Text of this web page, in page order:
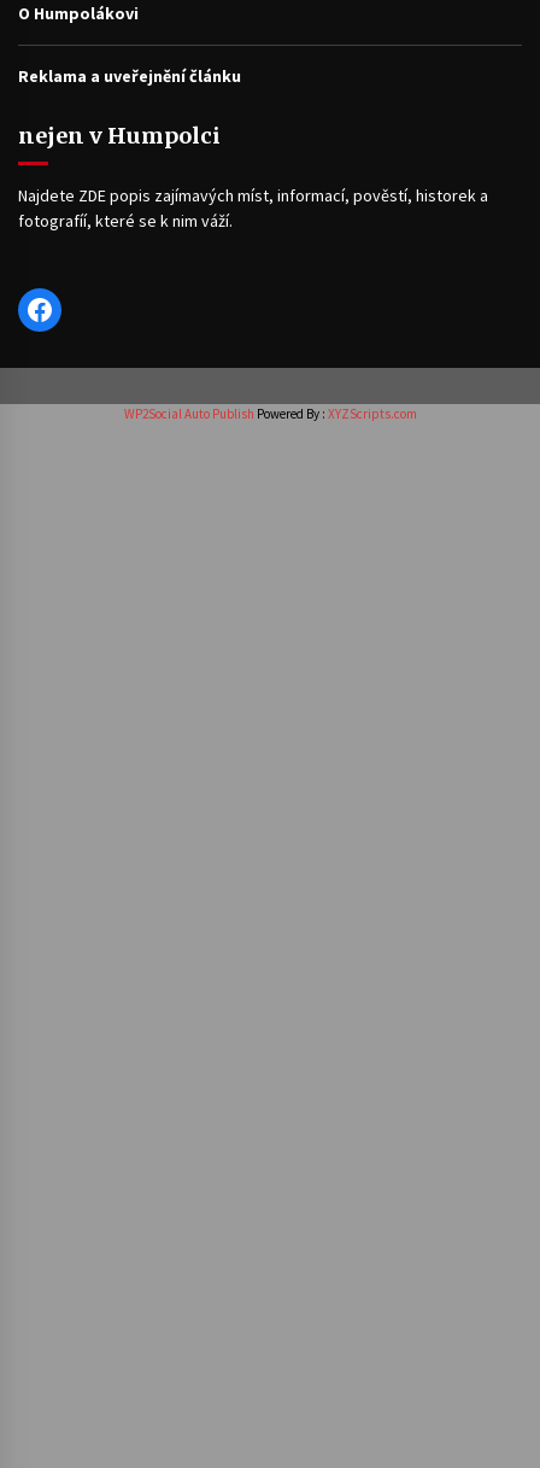
O Humpolákovi
Reklama a uveřejnění článku
nejen v Humpolci
Najdete ZDE popis zajímavých míst, informací, pověstí, historek a
fotografíí, které se k nim váží.
Facebook
WP2Social Auto Publish Powered By : XYZScripts.com